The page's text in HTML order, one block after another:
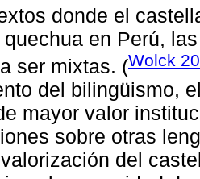
donde el
en Perú,
ser mixtas. (Wolck
del bilingüismo,
mayor valor
sobre otras
del